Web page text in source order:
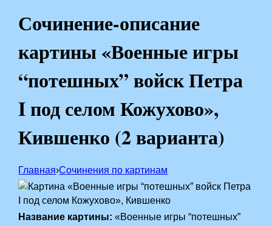
Сочинение-описание
картины «Военные игры
“потешных” войск Петра
I под селом Кожухово»‎,
Кившенко (2 варианта)
Главная›Сочинения по картинам
Название картины: «Военные игры “потешных”